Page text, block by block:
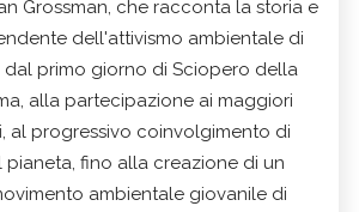
Grossman, che racconta la storia e
dell'attivismo ambientale di
dal primo giorno di Sciopero della
alla partecipazione ai maggiori
al progressivo coinvolgimento di
fino alla creazione di un
ambientale giovanile di